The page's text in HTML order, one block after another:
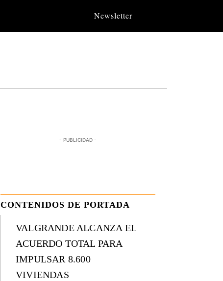
Newsletter
- PUBLICIDAD -
CONTENIDOS DE PORTADA
VALGRANDE ALCANZA EL
ACUERDO TOTAL PARA
IMPULSAR 8.600
VIVIENDAS